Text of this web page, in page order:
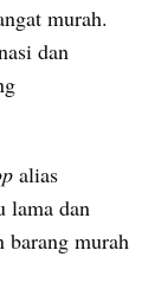
murah.
dan
alias
lama dan
barang murah